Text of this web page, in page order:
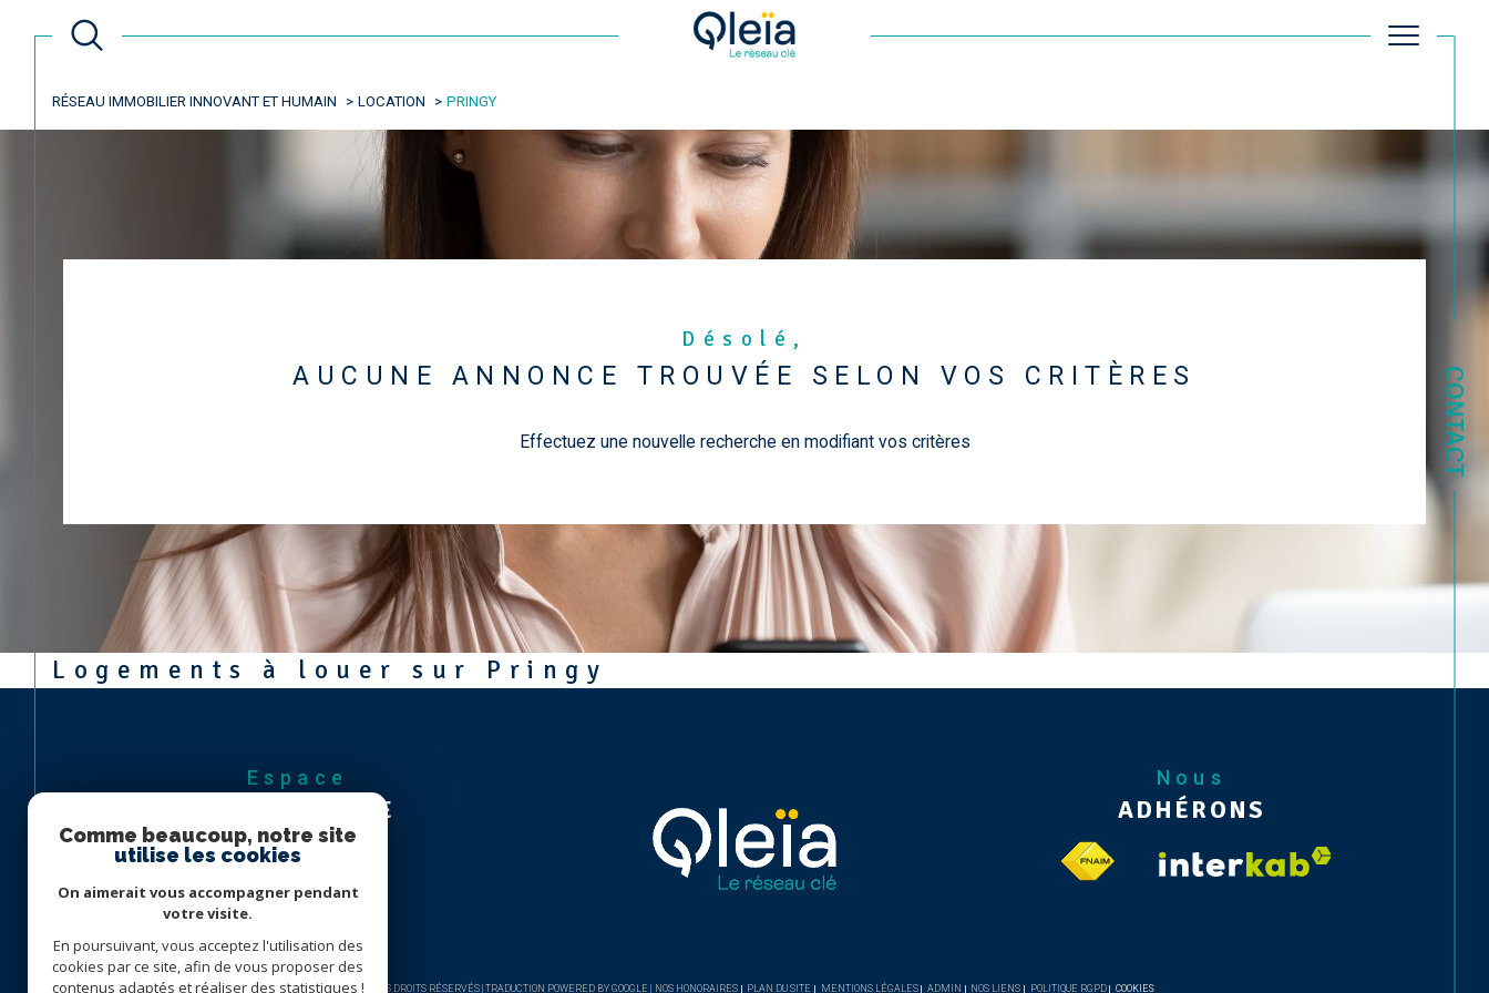
CONTACT
Acheter
de l'ancien
à l'année
à l'année
Estimer
TYPE DE BIEN LOCALISATION LOYER
77310 - Pringy Réinitialiser les filtres
RÉSEAU IMMOBILIER INNOVANT ET HUMAIN LOCATION PRINGY
Désolé,
AUCUNE ANNONCE TROUVÉE SELON VOS CRITÈRES
Effectuez une nouvelle recherche en modifiant vos critères
Logements à louer sur Pringy
Espace
PROPRIÉTAIRE
Se connecter
Nous
ADHÉRONS
© 2026 | TOUS DROITS RÉSERVÉS | TRADUCTION POWERED BY GOOGLE | NOS HONORAIRES PLAN DU SITE MENTIONS LÉGALES ADMIN NOS LIENS POLITIQUE RGPD COOKIES
Comme beaucoup, notre site
utilise les cookies
On aimerait vous accompagner pendant
votre visite.
En poursuivant, vous acceptez l'utilisation des
cookies par ce site, afin de vous proposer des
contenus adaptés et réaliser des statistiques !